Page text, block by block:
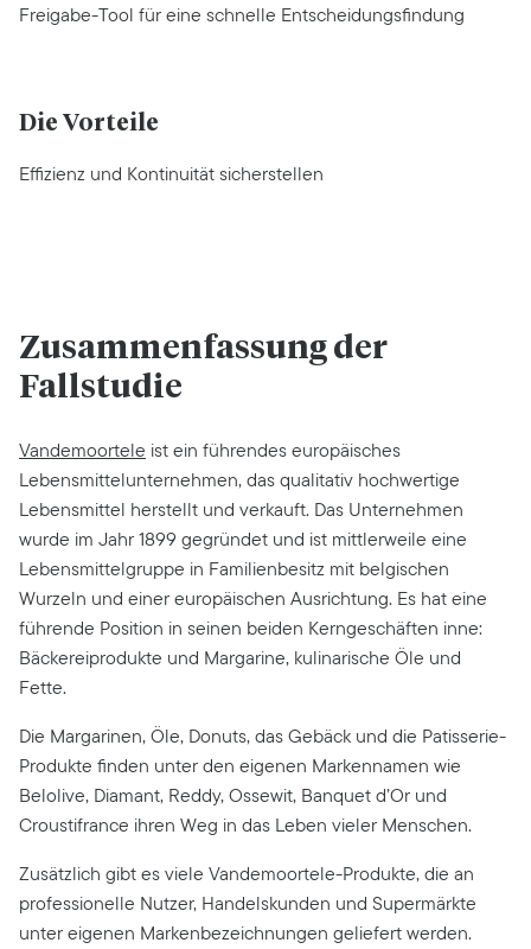
Freigabe-Tool für eine schnelle Entscheidungsfindung
Die Vorteile
Effizienz und Kontinuität sicherstellen
Zusammenfassung der
Fallstudie
Vandemoortele ist ein führendes europäisches
Lebensmittelunternehmen, das qualitativ hochwertige
Lebensmittel herstellt und verkauft. Das Unternehmen
wurde im Jahr 1899 gegründet und ist mittlerweile eine
Lebensmittelgruppe in Familienbesitz mit belgischen
Wurzeln und einer europäischen Ausrichtung. Es hat eine
führende Position in seinen beiden Kerngeschäften inne:
Bäckereiprodukte und Margarine, kulinarische Öle und
Fette.
Die Margarinen, Öle, Donuts, das Gebäck und die Patisserie-
Produkte finden unter den eigenen Markennamen wie
Belolive, Diamant, Reddy, Ossewit, Banquet d’Or und
Croustifrance ihren Weg in das Leben vieler Menschen.
Zusätzlich gibt es viele Vandemoortele-Produkte, die an
professionelle Nutzer, Handelskunden und Supermärkte
unter eigenen Markenbezeichnungen geliefert werden.